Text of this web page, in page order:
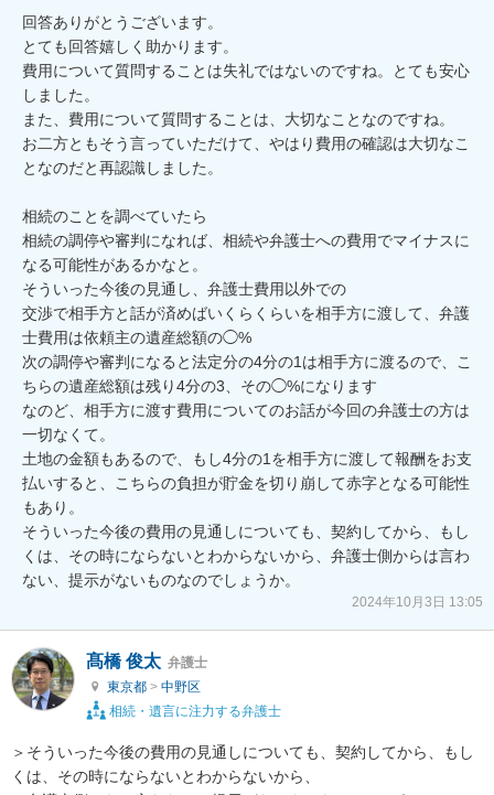
回答ありがとうございます。
とても回答嬉しく助かります。
費用について質問することは失礼ではないのですね。とても安心
しました。
また、費用について質問することは、大切なことなのですね。
お二方ともそう言っていただけて、やはり費用の確認は大切なこ
となのだと再認識しました。
相続のことを調べていたら
相続の調停や審判になれば、相続や弁護士への費用でマイナスに
なる可能性があるかなと。
そういった今後の見通し、弁護士費用以外での
交渉で相手方と話が済めばいくらくらいを相手方に渡して、弁護
士費用は依頼主の遺産総額の◯%
次の調停や審判になると法定分の4分の1は相手方に渡るので、こ
ちらの遺産総額は残り4分の3、その◯%になります
なのど、相手方に渡す費用についてのお話が今回の弁護士の方は
一切なくて。
土地の金額もあるので、もし4分の1を相手方に渡して報酬をお支
払いすると、こちらの負担が貯金を切り崩して赤字となる可能性
もあり。
そういった今後の費用の見通しについても、契約してから、もし
くは、その時にならないとわからないから、弁護士側からは言わ
ない、提示がないものなのでしょうか。
2024年10月3日 13:05
髙橋 俊太 弁護士
東京都 > 中野区
相続・遺言に注力する弁護士
＞そういった今後の費用の見通しについても、契約してから、もし
くは、その時にならないとわからないから、